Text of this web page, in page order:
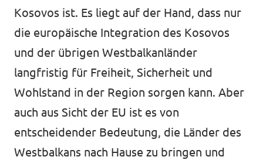
Kosovos ist. Es liegt auf der Hand, dass nur
die europäische Integration des Kosovos
und der übrigen Westbalkanländer
langfristig für Freiheit, Sicherheit und
Wohlstand in der Region sorgen kann. Aber
auch aus Sicht der EU ist es von
entscheidender Bedeutung, die Länder des
Westbalkans nach Hause zu bringen und